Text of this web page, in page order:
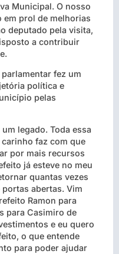
Municipal. O nosso
em prol de melhorias
deputado pela visita,
a contribuir
fez um
política e
pelas
legado. Toda essa
faz com que
por mais recursos
já esteve no meu
quantas vezes
abertas. Vim
Ramon para
para Casimiro de
e eu quero
o que entende
para poder ajudar